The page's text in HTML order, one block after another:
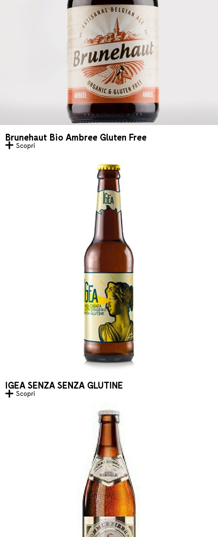
Brunehaut Bio Ambree Gluten Free
Scopri
IGEA SENZA SENZA GLUTINE
Scopri